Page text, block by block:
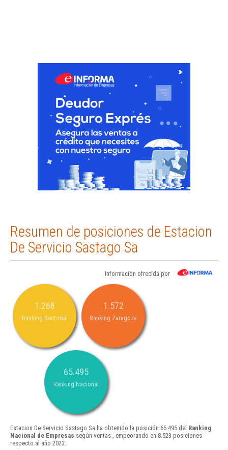
Resumen de posiciones de Estacion
De Servicio Sastago Sa
Información ofrecida por
1.268
Ranking Sectorial
1.572
Ranking Zaragoza
65.495
Ranking Nacional
Estacion De Servicio Sastago Sa ha obtenido la posición 65.495 del Ranking
Nacional de Empresas según ventas , empeorando en 8.523 posiciones
respecto al año 2023.